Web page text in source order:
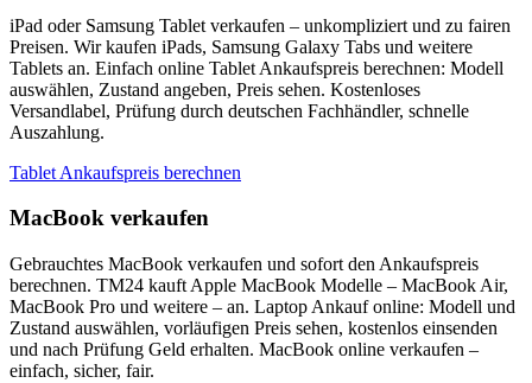
iPad oder Samsung Tablet verkaufen – unkompliziert und zu fairen
Preisen. Wir kaufen iPads, Samsung Galaxy Tabs und weitere
Tablets an. Einfach online Tablet Ankaufspreis berechnen: Modell
auswählen, Zustand angeben, Preis sehen. Kostenloses
Versandlabel, Prüfung durch deutschen Fachhändler, schnelle
Auszahlung.
Tablet Ankaufspreis berechnen
MacBook verkaufen
Gebrauchtes MacBook verkaufen und sofort den Ankaufspreis
berechnen. TM24 kauft Apple MacBook Modelle – MacBook Air,
MacBook Pro und weitere – an. Laptop Ankauf online: Modell und
Zustand auswählen, vorläufigen Preis sehen, kostenlos einsenden
und nach Prüfung Geld erhalten. MacBook online verkaufen –
einfach, sicher, fair.